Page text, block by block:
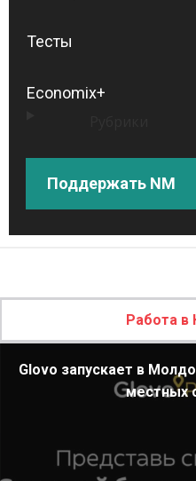
Тесты
Economix+
Поддержать NM
Работа в
Glovo запускает в
местных